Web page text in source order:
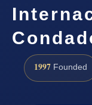
1997 Founded